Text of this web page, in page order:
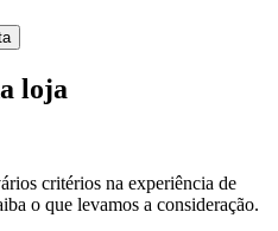
loja
critérios na experiência de
o que levamos a consideração.